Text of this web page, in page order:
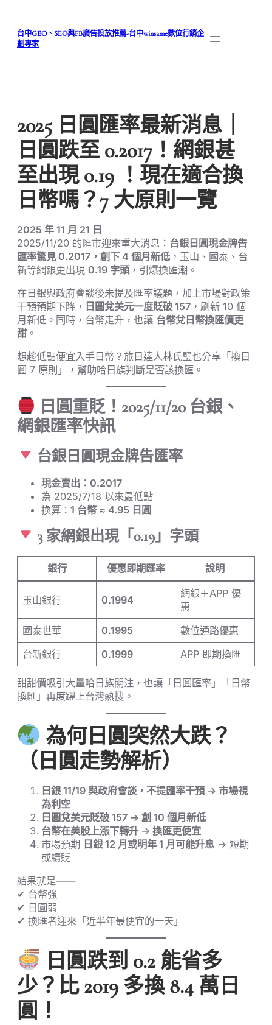
台中GEO、SEO與FB廣告投放推薦-台中winsame數位行銷企
劃專家
2025 日圓匯率最新消息｜
日圓跌至 0.2017！網銀甚
至出現 0.19 ！現在適合換
日幣嗎？7 大原則一覽
2025 年 11 月 21 日
2025/11/20 的匯市迎來重大消息： 台銀日圓現金牌告
匯率驚見 0.2017，創下 4 個月新低，玉山、國泰、台
新等網銀更出現 0.19 字頭，引爆換匯潮。
在日銀與政府會談後未提及匯率議題，加上市場對政策
干預預期下降， 日圓兌美元一度貶破 157 ，刷新 10 個
月新低。同時，台幣走升，也讓 台幣兌日幣換匯價更
甜。
想趁低點便宜入手日幣？旅日達人林氏璧也分享「換日
圓 7 原則」，幫助哈日族判斷是否該換匯。
日圓重貶！2025/11/20 台銀、
網銀匯率快訊
台銀日圓現金牌告匯率
現金賣出：0.2017
為 2025/7/18 以來最低點
換算： 1 台幣 ≈ 4.95 日圓
3 家網銀出現「0.19」字頭
銀行 優惠即期匯率 說明
玉山銀行 0.1994
網銀＋APP 優
惠
國泰世華
0.1995
數位通路優惠
台新銀行
0.1999 APP 即期換匯
甜甜價吸引大量哈日族關注，也讓「日圓匯率」「日幣
換匯」再度躍上台灣熱搜。
為何日圓突然大跌？
（日圓走勢解析）
日銀 11/19 與政府會談，不提匯率干預 → 市場視
為利空
日圓兌美元貶破 157 → 創 10 個月新低
台幣在美股上漲下轉升 → 換匯更便宜
市場預期 日銀 12 月或明年 1 月可能升息 → 短期
或續貶
結果就是——
✔ 台幣強
✔ 日圓弱
✔ 換匯者迎來「近半年最便宜的一天」
日圓跌到 0.2 能省多
少？比 2019 多換 8.4 萬日
圓！